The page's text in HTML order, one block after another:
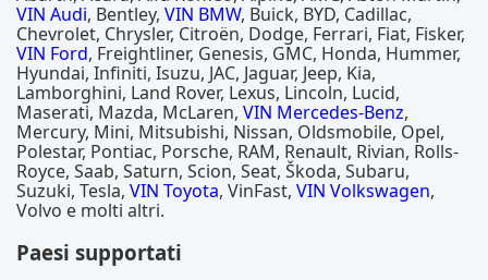
VIN Audi, Bentley, VIN BMW, Buick, BYD, Cadillac,
Chevrolet, Chrysler, Citroën, Dodge, Ferrari, Fiat, Fisker,
VIN Ford, Freightliner, Genesis, GMC, Honda, Hummer,
Hyundai, Infiniti, Isuzu, JAC, Jaguar, Jeep, Kia,
Lamborghini, Land Rover, Lexus, Lincoln, Lucid,
Maserati, Mazda, McLaren, VIN Mercedes-Benz,
Mercury, Mini, Mitsubishi, Nissan, Oldsmobile, Opel,
Polestar, Pontiac, Porsche, RAM, Renault, Rivian, Rolls-
Royce, Saab, Saturn, Scion, Seat, Škoda, Subaru,
Suzuki, Tesla, VIN Toyota, VinFast, VIN Volkswagen,
Volvo e molti altri.
Paesi supportati